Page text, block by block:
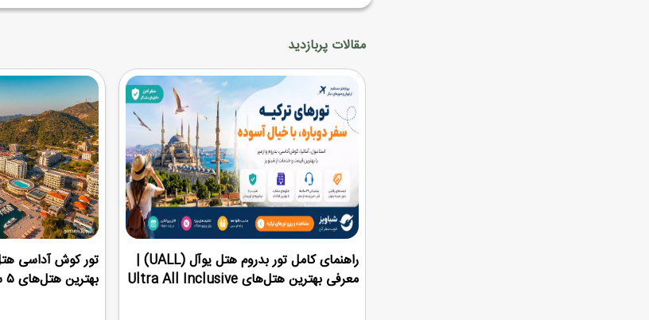
مقالات پربازدید
راهنمای کامل تور بدروم هتل یوآل (UALL) |
معرفی بهترین هتل‌های Ultra All Inclusive
تور کوش آداسی
بهترین هتل‌های ۵ ستاره1405